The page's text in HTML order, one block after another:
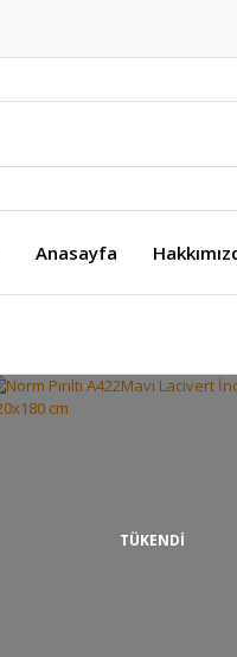
Anasayfa
TÜKENDİ